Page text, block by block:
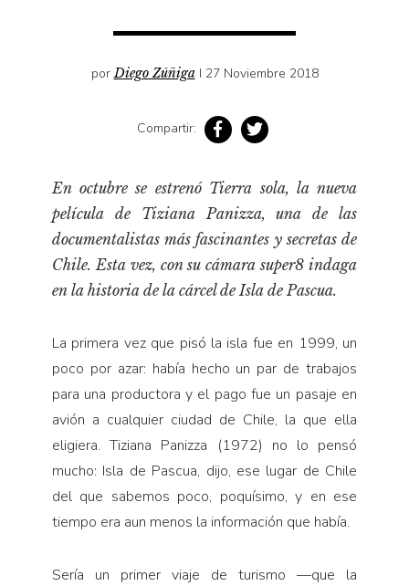
Historia material de los libros
Literatura
Medioambiente
Narrativas visuales
Pensamiento
Personaje
Personajes secundarios
Relecturas
Sociedad
Turismo accidental
Voces y lecturas
porDiego Zúñiga I 27 Noviembre 2018
Compartir:
En octubre se estrenó Tierra sola, la nueva
película de Tiziana Panizza, una de las
documentalistas más fascinantes y secretas de
Chile. Esta vez, con su cámara super8 indaga
en la historia de la cárcel de Isla de Pascua.
La primera vez que pisó la isla fue en 1999, un
poco por azar: había hecho un par de trabajos
para una productora y el pago fue un pasaje en
avión a cualquier ciudad de Chile, la que ella
eligiera. Tiziana Panizza (1972) no lo pensó
mucho: Isla de Pascua, dijo, ese lugar de Chile
del que sabemos poco, poquísimo, y en ese
tiempo era aun menos la información que había.
Sería un primer viaje de turismo —que la